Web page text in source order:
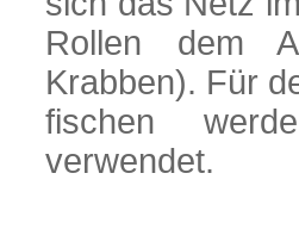
Rollen dem
Krabben). Für
fischen
verwendet.